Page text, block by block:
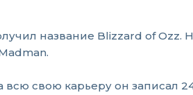
название Blizzard of Ozz.
свою карьеру он записал